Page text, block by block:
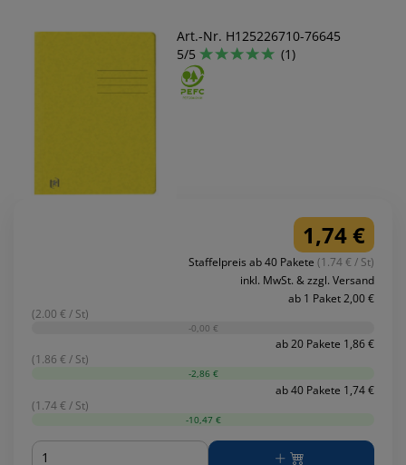
Art.-Nr. H125226710-76645
5/5
(1)
1,74 €
Staffelpreis ab 40 Pakete (1.74 € / St)
inkl. MwSt. & zzgl. Versand
ab 1 Paket 2,00 €
(2.00 € / St)
-0,00 €
ab 20 Pakete 1,86 €
(1.86 € / St)
-2,86 €
ab 40 Pakete 1,74 €
(1.74 € / St)
-10,47 €
Menge